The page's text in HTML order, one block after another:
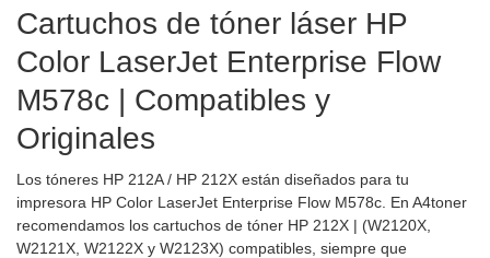
Cartuchos de tóner láser HP
Color LaserJet Enterprise Flow
M578c | Compatibles y
Originales
Los tóneres HP 212A / HP 212X están diseñados para tu
impresora HP Color LaserJet Enterprise Flow M578c. En A4toner
recomendamos los cartuchos de tóner HP 212X | (W2120X,
W2121X, W2122X y W2123X) compatibles, siempre que